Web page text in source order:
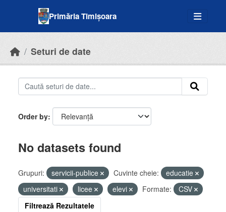
Primăria Timișoara
Seturi de date
Order by
No datasets found
Grupuri: servicii-publice Cuvinte cheie:
educatie
universitati
licee elevi Formate:
CSV
Filtrează Rezultatele